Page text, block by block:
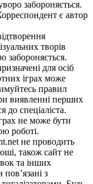
забороняється.
є автор
творів
забороняється.
для осіб
іграх може
правил
виявленні перших
до спеціаліста.
не може бути
роботі.
не проводить
також сайт не
та інших
з